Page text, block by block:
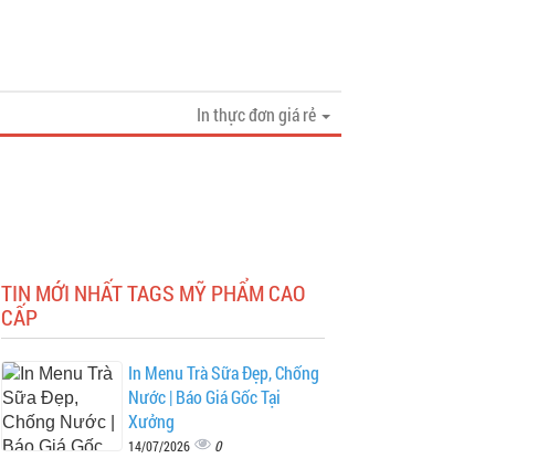
In thực đơn giá rẻ
TIN MỚI NHẤT TAGS MỸ PHẨM CAO
CẤP
In Menu Trà Sữa Đẹp, Chống
Nước | Báo Giá Gốc Tại
Xưởng
14/07/2026 0